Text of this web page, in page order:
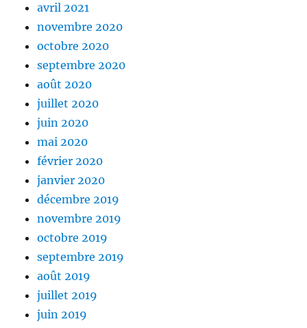
avril 2021
novembre 2020
octobre 2020
septembre 2020
août 2020
juillet 2020
juin 2020
mai 2020
février 2020
janvier 2020
décembre 2019
novembre 2019
octobre 2019
septembre 2019
août 2019
juillet 2019
juin 2019